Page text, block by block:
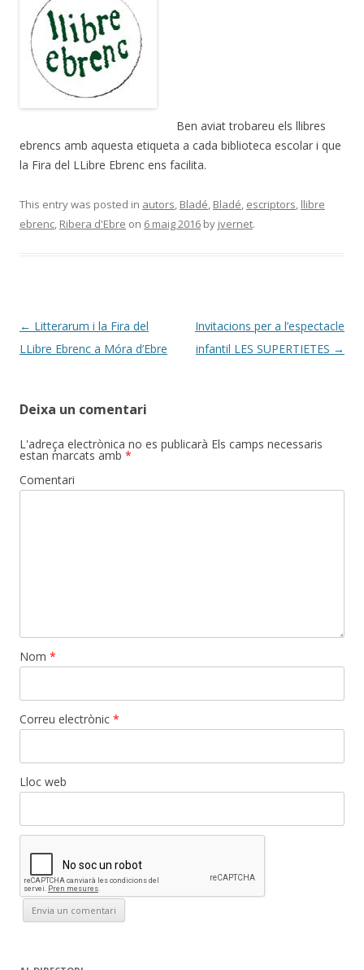
Ben aviat trobareu els llibres
ebrencs amb aquesta etiqueta a cada biblioteca escolar i que
la Fira del LLibre Ebrenc ens facilita.
This entry was posted in autors, Bladé, Bladé, escriptors, llibre
ebrenc, Ribera d'Ebre on 6 maig 2016 by jvernet.
Post
navigation
← Litterarum i la Fira del
LLibre Ebrenc a Móra d’Ebre
Invitacions per a l’espectacle
infantil LES SUPERTIETES →
Deixa un comentari
L'adreça electrònica no es publicarà Els camps necessaris
estan marcats amb *
Comentari
Nom *
Correu electrònic *
Lloc web